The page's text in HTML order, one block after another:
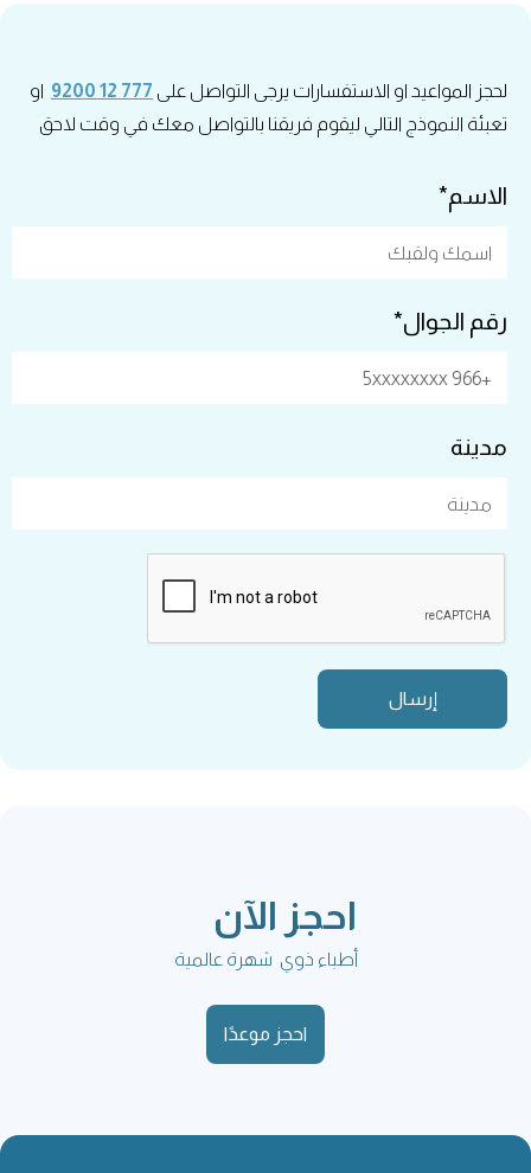
لحجز المواعيد او الاستفسارات يرجى التواصل على 777 12 9200
او
تعبئة النموذج التالي ليقوم فريقنا بالتواصل معك في وقت لاحق
الاسم*
رقم الجوال*
مدينة
احجز الآن
أطباء ذوي شهرة عالمية
احجز موعدًا